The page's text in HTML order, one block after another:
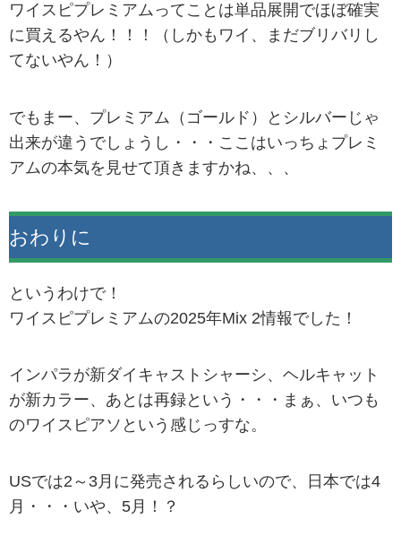
ワイスピプレミアムってことは単品展開でほぼ確実
に買えるやん！！！（しかもワイ、まだブリバリし
てないやん！）
でもまー、プレミアム（ゴールド）とシルバーじゃ
出来が違うでしょうし・・・ここはいっちょプレミ
アムの本気を見せて頂きますかね、、、
おわりに
というわけで！
ワイスピプレミアムの2025年Mix 2情報でした！
インパラが新ダイキャストシャーシ、ヘルキャット
が新カラー、あとは再録という・・・まぁ、いつも
のワイスピアソという感じっすな。
USでは2～3月に発売されるらしいので、日本では4
月・・・いや、5月！？